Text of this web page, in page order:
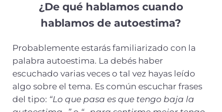
¿De qué hablamos cuando
hablamos de autoestima?
Probablemente estarás familiarizado con la
palabra autoestima. La debés haber
escuchado varias veces o tal vez hayas leído
algo sobre el tema. Es común escuchar frases
del tipo: “Lo que pasa es que tengo baja la